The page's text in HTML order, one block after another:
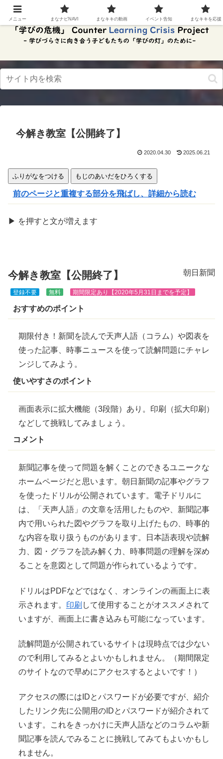
スク
リー
ンリ
ド。
この
ボタ
ンを
と、
ダー
の読
み上
にで
今解き教室【公開終了】
2020.04.30 2025.06.21
ふりがなをつける もじのあいだをひろくする
前のページと重複する部分を飛ばし、詳細から読む
▶ を押すと文が増 えます
今解き教室【公開終了】 朝日新聞
登録不要 無料 期間限定あり【2020年5月31日までを予定】
おすすめのポイント
期限付き！新聞を読んで天声人語（コラム）や図表を
使った記事、 時事ニュースを使って読解問題にチャレ
ンジしてみよう。
使いやすさのポイント
画面表示に拡大機能（3段階）あり。印刷（拡大印刷）
などして挑戦してみましょう。
コメント
新聞記事を使って問題を解くことのできるユニークな
ホームページだと思います。朝日新聞の記事やグラフ
を使ったドリルが公開されています。電子ドリルに
は、「 天声人語」の文章を活用したものや、新聞記事
内で用いられた図やグラフを取り上げたもの、 時事的
な内容を取り扱うものがあります。日本語表現や読解
力、図・グラフを読み解く力、 時事問題の理解を深め
ることを意図として問題が作られているようです。
ドリルはPDFなどではなく、オンラインの画面上に表
示されます。 印刷 して使用することがオススメされて
いますが、画面上に書き込みも可能になっています。
読解問題が公開されているサイトは現時点では少ない
ので利用してみるとよいかもしれません。（期間限定
のサイトなので早めにアクセスするとよいです！）
アクセスの際にはIDとパスワードが必要ですが、紹介
したリンク先に公開用のIDとパスワードが紹介されて
います。これをきっかけに天声人語などのコラムや新
聞記事を読んでみることに挑戦してみてもよいかもし
れません。
メニュー まなナビNAVI まなキキの動画 イベント告知 まなキキを応援